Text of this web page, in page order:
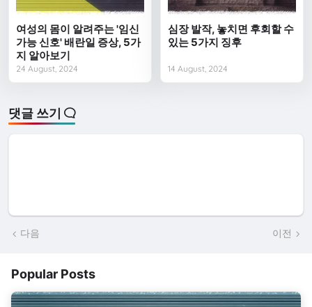
여성의 몸이 알려주는 '임신
가능 신호' 배란일 증상, 5가
지 알아보기
24 August, 2024
심장 발작, 놓치면 후회할 수
있는 5가지 징후
14 August, 2024
댓글 쓰기
다음 이전
Popular Posts